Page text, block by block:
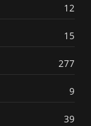
12
15
277
9
39